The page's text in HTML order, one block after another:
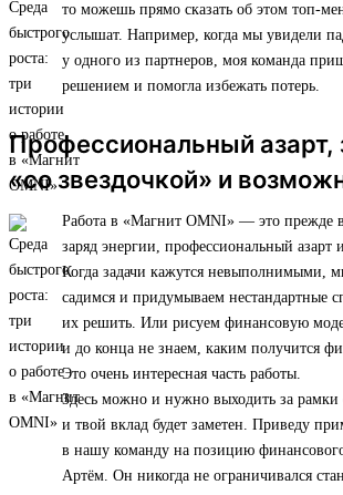
то можешь прямо сказать об этом топ-
услышат. Например, когда мы увидели
у одного из партнеров, моя команда
решением и помогла избежать потерь.
Профессиональный азарт,
«со звездочкой» и
Работа в «Магнит OMNI» — это прежде
заряд энергии, профессиональный азарт
Когда задачи кажутся невыполнимыми,
садимся и придумываем нестандартные
их решить. Или рисуем финансовую
и до конца не знаем, каким получится
Это очень интересная часть работы.
Здесь можно и нужно выходить за рамки
и твой вклад будет заметен. Приведу
в нашу команду на позицию
Артём. Он никогда не ограничивался